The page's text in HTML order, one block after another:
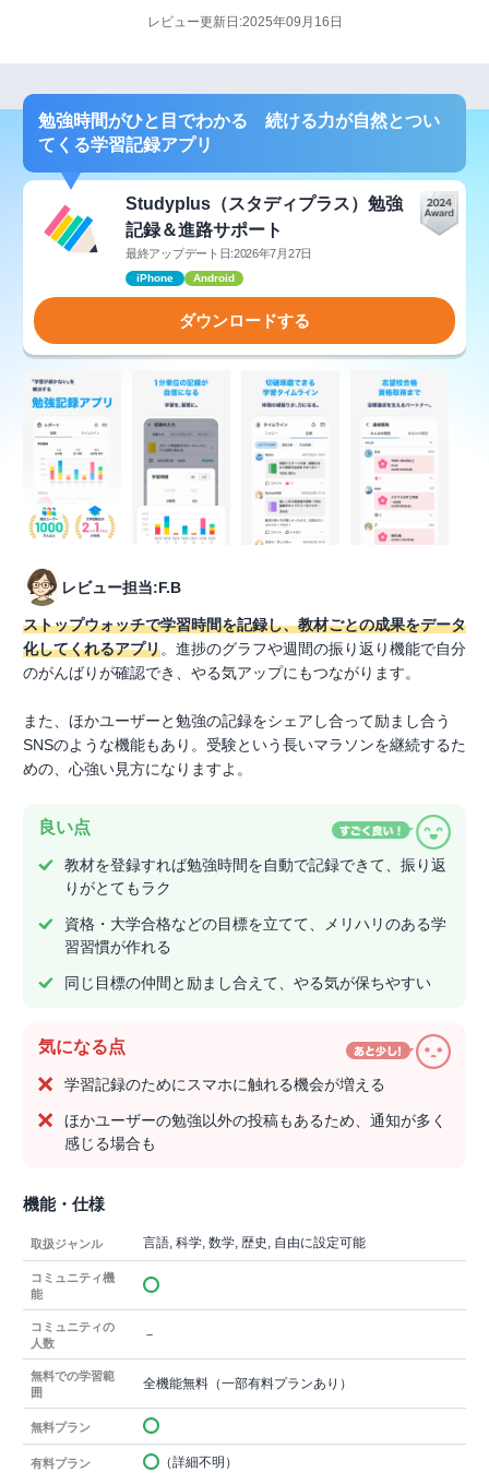
レビュー更新日:2025年09月16日
勉強時間がひと目でわかる 続ける力が自然とつい
てくる学習記録アプリ
Studyplus（スタディプラス）勉強
記録＆進路サポート
最終アップデート日:2026年7月27日
iPhone Android
ダウンロードする
レビュー担当:F.B
ストップウォッチで学習時間を記録し、教材ごとの成果をデータ
化してくれるアプリ。進捗のグラフや週間の振り返り機能で自分
のがんばりが確認でき、やる気アップにもつながります。
また、ほかユーザーと勉強の記録をシェアし合って励まし合う
SNSのような機能もあり。受験という長いマラソンを継続するた
めの、心強い見方になりますよ。
良い点
教材を登録すれば勉強時間を自動で記録できて、振り返
りがとてもラク
資格・大学合格などの目標を立てて、メリハリのある学
習習慣が作れる
同じ目標の仲間と励まし合えて、やる気が保ちやすい
気になる点
学習記録のためにスマホに触れる機会が増える
ほかユーザーの勉強以外の投稿もあるため、通知が多く
感じる場合も
機能・仕様
取扱ジャンル 言語, 科学, 数学, 歴史, 自由に設定可能
コミュニティ機
能
コミュニティの
人数
－
無料での学習範
囲
全機能無料（一部有料プランあり）
無料プラン
有料プラン （詳細不明）